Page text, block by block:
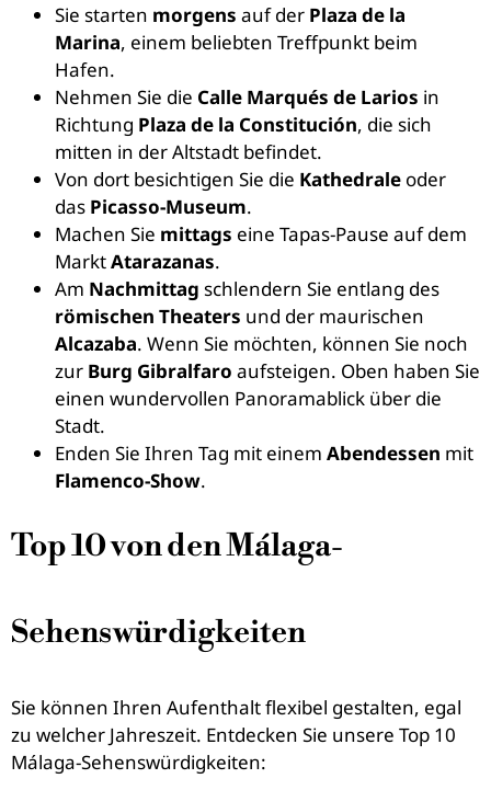
Sie starten morgens auf der Plaza de la
Marina, einem beliebten Treffpunkt beim
Hafen.
Nehmen Sie die Calle Marqués de Larios in
Richtung Plaza de la Constitución, die sich
mitten in der Altstadt befindet.
Von dort besichtigen Sie die Kathedrale oder
das Picasso-Museum.
Machen Sie mittags eine Tapas-Pause auf dem
MarktAtarazanas.
Am Nachmittag schlendern Sie entlang des
römischen Theaters und der maurischen
Alcazaba. Wenn Sie möchten, können Sie noch
zur Burg Gibralfaro aufsteigen. Oben haben Sie
einen wundervollen Panoramablick über die
Stadt.
Enden Sie Ihren Tag mit einem Abendessen mit
Flamenco-Show.
Top 10 von den Málaga-
Sehenswürdigkeiten
Sie können Ihren Aufenthalt flexibel gestalten, egal
zu welcher Jahreszeit. Entdecken Sie unsere Top 10
Málaga-Sehenswürdigkeiten: